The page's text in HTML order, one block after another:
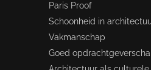
Paris Proof
Schoonheid in
Vakmanschap
Goed